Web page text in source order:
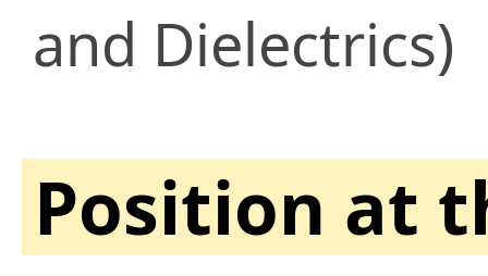
and Dielectrics)
Position at